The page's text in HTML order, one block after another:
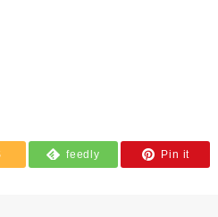
feedly Pin it